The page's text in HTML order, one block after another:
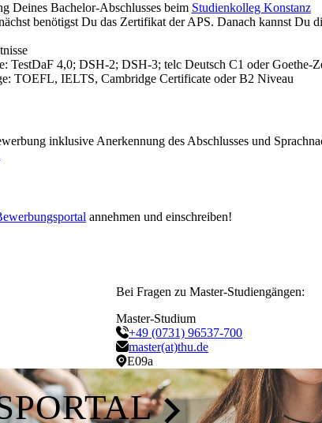
Deines Bachelor-Abschlusses beim Studienkolleg Konstanz
benötigst Du das Zertifikat der APS. Danach kannst Du
TestDaF 4,0; DSH-2; DSH-3; telc Deutsch C1 oder Goethe-
TOEFL, IELTS, Cambridge Certificate oder B2 Niveau
inklusive Anerkennung des Abschlusses und
annehmen und einschreiben!
Bei Fragen zu Master-Studiengängen:
Master-Studium
+49 (0731) 96537-700
master(at)thu.de
E09a